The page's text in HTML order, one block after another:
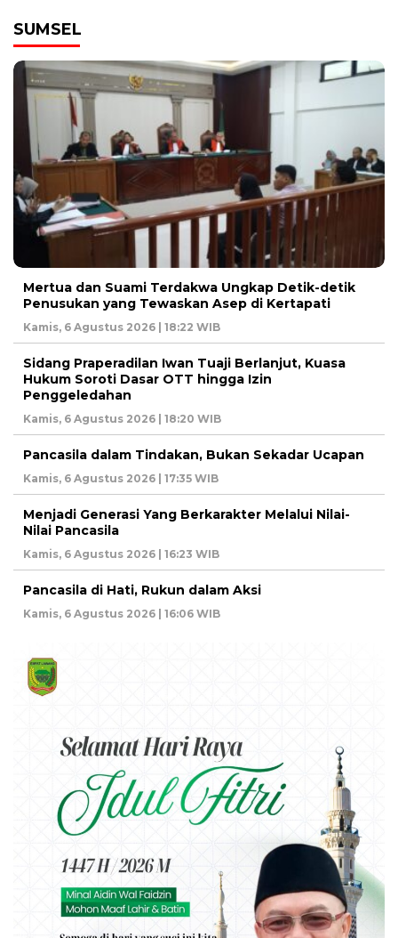
SUMSEL
Mertua dan Suami Terdakwa Ungkap Detik-detik
Penusukan yang Tewaskan Asep di Kertapati
Kamis, 6 Agustus 2026 | 18:22 WIB
Sidang Praperadilan Iwan Tuaji Berlanjut, Kuasa
Hukum Soroti Dasar OTT hingga Izin
Penggeledahan
Kamis, 6 Agustus 2026 | 18:20 WIB
Pancasila dalam Tindakan, Bukan Sekadar Ucapan
Kamis, 6 Agustus 2026 | 17:35 WIB
Menjadi Generasi Yang Berkarakter Melalui Nilai-
Nilai Pancasila
Kamis, 6 Agustus 2026 | 16:23 WIB
Pancasila di Hati, Rukun dalam Aksi
Kamis, 6 Agustus 2026 | 16:06 WIB